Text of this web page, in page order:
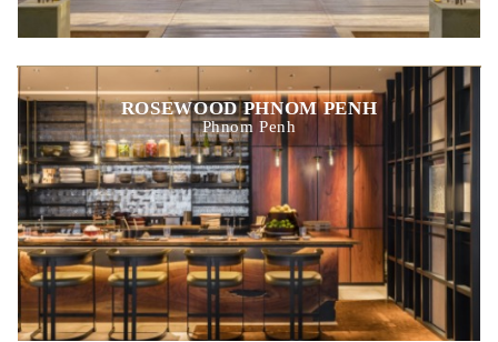
ROSEWOOD PHNOM PENH
Phnom Penh